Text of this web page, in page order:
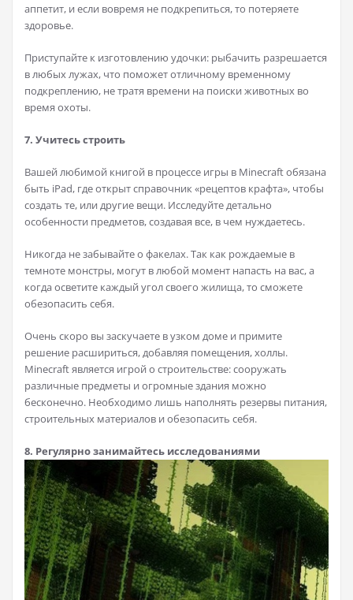
аппетит, и если вовремя не подкрепиться, то потеряете
здоровье.
Приступайте к изготовлению удочки: рыбачить разрешается
в любых лужах, что поможет отличному временному
подкреплению, не тратя времени на поиски животных во
время охоты.
7. Учитесь строить
Вашей любимой книгой в процессе игры в Minecraft обязана
быть iPad, где открыт справочник «рецептов крафта», чтобы
создать те, или другие вещи. Исследуйте детально
особенности предметов, создавая все, в чем нуждаетесь.
Никогда не забывайте о факелах. Так как рождаемые в
темноте монстры, могут в любой момент напасть на вас, а
когда осветите каждый угол своего жилища, то сможете
обезопасить себя.
Очень скоро вы заскучаете в узком доме и примите
решение расшириться, добавляя помещения, холлы.
Minecraft является игрой о строительстве: сооружать
различные предметы и огромные здания можно
бесконечно. Необходимо лишь наполнять резервы питания,
строительных материалов и обезопасить себя.
8. Регулярно занимайтесь исследованиями